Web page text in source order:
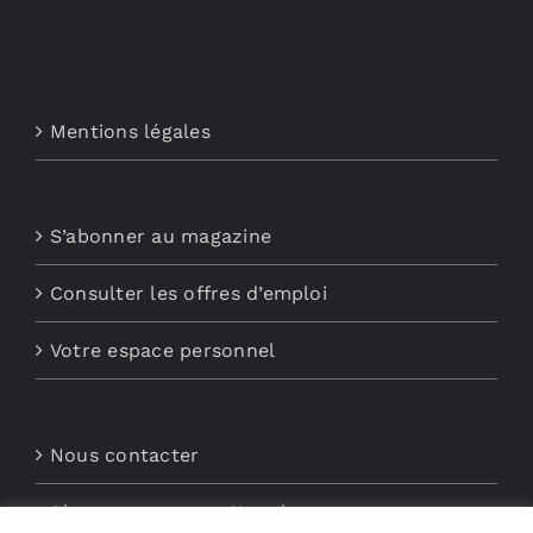
Mentions légales
S’abonner au magazine
Consulter les offres d’emploi
Votre espace personnel
Nous contacter
Abonnements aux Newsletters